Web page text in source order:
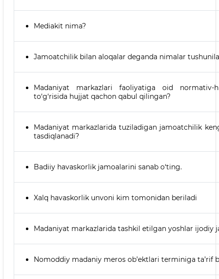
Mediakit nima?
Jamoatchilik bilan aloqalar deganda nimalar
Madaniyat markazlari faoliyatiga oid normativ-
to‘g‘risida hujjat qachon qabul qilingan?
Madaniyat markazlarida tuziladigan jamoatchilik
tasdiqlanadi?
Badiiy havaskorlik jamoalarini sanаb o‘ting.
Xalq havaskorlik unvoni kim tomonidan beriladi
Madaniyat markazlarida tashkil etilgan yoshlar ijodiy
Nomoddiy madaniy meros ob’ektlari terminiga ta’rif